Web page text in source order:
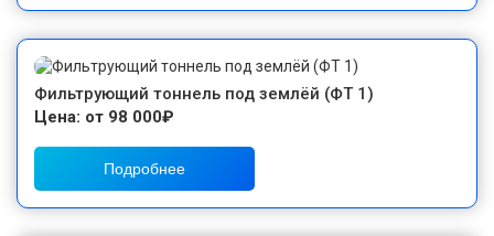
Фильтрующий тоннель под землёй (ФТ 1)
Цена: от 98 000₽
Подробнее